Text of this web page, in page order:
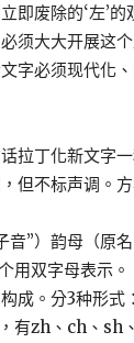
即废除的‘左’
须大大开展这
字必须现代化
拉丁化新文字
但不标声调。
”）韵母（原
用双字母表示。
成。分3种形式
有zh、ch、sh